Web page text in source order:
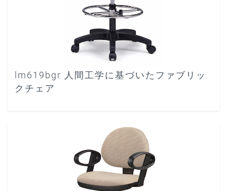
lm619bgr 人間工学に基づいたファブリッ
クチェア